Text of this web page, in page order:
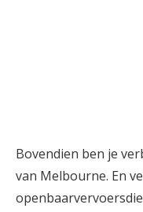
Bovendien ben je
van Melbourne. En